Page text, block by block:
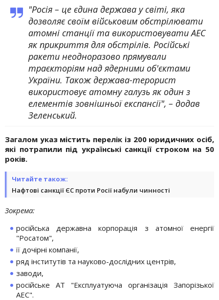
"Росія – це єдина держава у світі, яка
дозволяє своїм військовим обстрілювати
атомні станції та використовувати АЕС
як прикриття для обстрілів. Російські
ракети неодноразово прямували
траєкторіям над ядерними об'єктами
України. Також держава-терорист
використовує атомну галузь як один з
елементів зовнішньої експансії", – додав
Зеленський.
Загалом указ містить перелік із 200 юридичних осіб,
які потрапили під українські санкції строком на 50
років.
Читайте також:
Нафтові санкції ЄС проти Росії набули чинності
Зокрема:
російська державна корпорація з атомної енергії
"Росатом",
її дочірні компанії,
ряд інститутів та науково-дослідних центрів,
заводи,
російське АТ "Експлуатуюча організація Запорізької
АЕС".